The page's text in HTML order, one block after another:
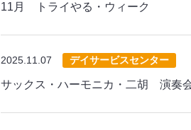
11月 トライやる・ウィーク
2025.11.07 デイサービスセンター
サックス・ハーモニカ・二胡 演奏